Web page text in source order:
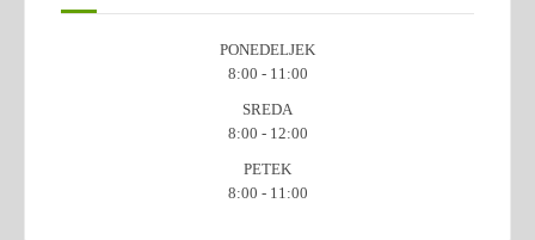
PONEDELJEK
8:00 - 11:00
SREDA
8:00 - 12:00
PETEK
8:00 - 11:00